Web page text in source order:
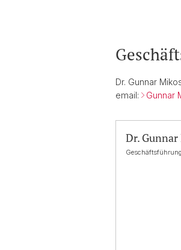
Dr. Gunnar
email:
Gunnar
Dr.